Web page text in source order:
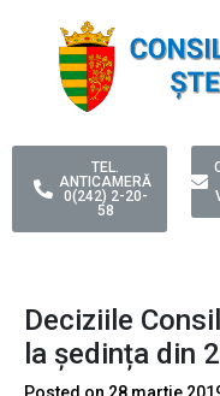
TEL.
ANTICAMERĂ
0(242) 2-20-
58
Deciziile
la ședința din